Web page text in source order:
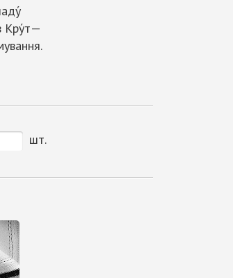
Кру́т—
шт.